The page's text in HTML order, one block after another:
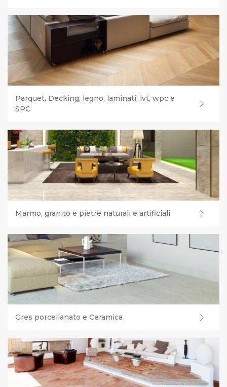
Parquet, Decking, legno, laminati, lvt, wpc e
SPC
Marmo, granito e pietre naturali e artificiali
Gres porcellanato e Ceramica